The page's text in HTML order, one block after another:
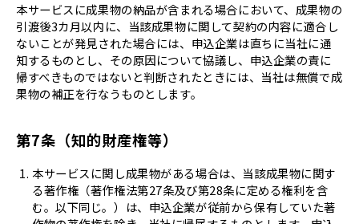
本サービスに成果物の納品が含まれる場合において、成果物の
引渡後3カ月以内に、当該成果物に関して契約の内容に適合し
ないことが発見された場合には、申込企業は直ちに当社に通
知するものとし、その原因について協議し、申込企業の責に
帰すべきものではないと判断されたときには、当社は無償で成
果物の補正を行なうものとします。
第7条（知的財産権等）
本サービスに関し成果物がある場合は、当該成果物に関す
る著作権（著作権法第27条及び第28条に定める権利を含
む。以下同じ。）は、申込企業が従前から保有していた著